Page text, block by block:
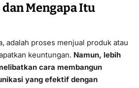
dan Mengapa Itu
adalah proses menjual produk atau
keuntungan. Namun, lebih
cara membangun
yang efektif dengan